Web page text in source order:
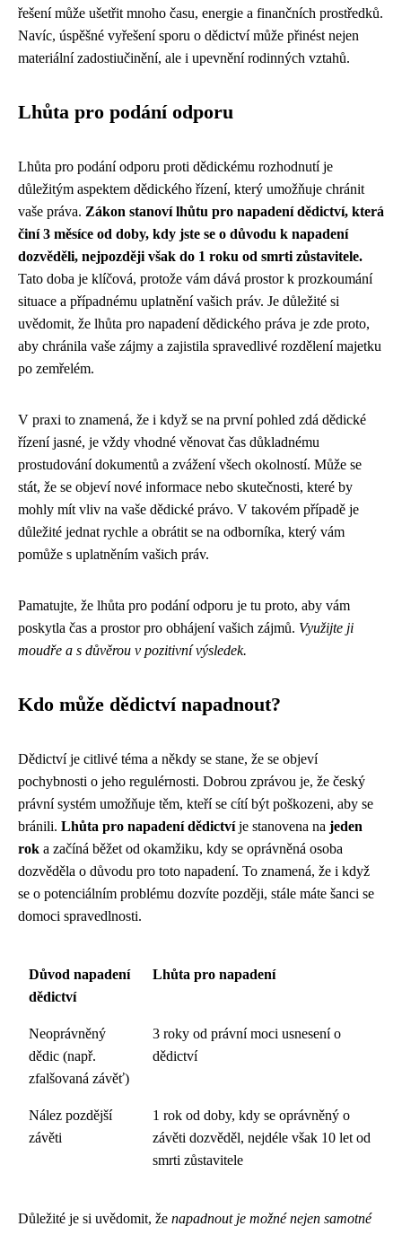
řešení může ušetřit mnoho času, energie a finančních prostředků.
Navíc, úspěšné vyřešení sporu o dědictví může přinést nejen
materiální zadostiučinění, ale i upevnění rodinných vztahů.
Lhůta pro podání odporu
Lhůta pro podání odporu proti dědickému rozhodnutí je
důležitým aspektem dědického řízení, který umožňuje chránit
vaše práva. Zákon stanoví lhůtu pro napadení dědictví, která
činí 3 měsíce od doby, kdy jste se o důvodu k napadení
dozvěděli, nejpozději však do 1 roku od smrti zůstavitele.
Tato doba je klíčová, protože vám dává prostor k prozkoumání
situace a případnému uplatnění vašich práv. Je důležité si
uvědomit, že lhůta pro napadení dědického práva je zde proto,
aby chránila vaše zájmy a zajistila spravedlivé rozdělení majetku
po zemřelém.
V praxi to znamená, že i když se na první pohled zdá dědické
řízení jasné, je vždy vhodné věnovat čas důkladnému
prostudování dokumentů a zvážení všech okolností. Může se
stát, že se objeví nové informace nebo skutečnosti, které by
mohly mít vliv na vaše dědické právo. V takovém případě je
důležité jednat rychle a obrátit se na odborníka, který vám
pomůže s uplatněním vašich práv.
Pamatujte, že lhůta pro podání odporu je tu proto, aby vám
poskytla čas a prostor pro obhájení vašich zájmů. Využijte ji
moudře a s důvěrou v pozitivní výsledek.
Kdo může dědictví napadnout?
Dědictví je citlivé téma a někdy se stane, že se objeví
pochybnosti o jeho regulérnosti. Dobrou zprávou je, že český
právní systém umožňuje těm, kteří se cítí být poškozeni, aby se
bránili. Lhůta pro napadení dědictvíje stanovena na jeden
rok a začíná běžet od okamžiku, kdy se oprávněná osoba
dozvěděla o důvodu pro toto napadení. To znamená, že i když
se o potenciálním problému dozvíte později, stále máte šanci se
domoci spravedlnosti.
Důvod napadení
dědictví
Lhůta pro napadení
Neoprávněný
dědic (např.
zfalšovaná závěť)
3 roky od právní moci usnesení o
dědictví
Nález pozdější
závěti
1 rok od doby, kdy se oprávněný o
závěti dozvěděl, nejdéle však 10 let od
smrti zůstavitele
Důležité je si uvědomit, že napadnout je možné nejen samotné